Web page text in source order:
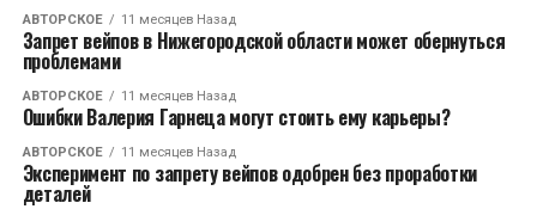
АВТОРСКОЕ 11 месяцев Назад
Запрет вейпов в Нижегородской области может обернуться
проблемами
АВТОРСКОЕ 11 месяцев Назад
Ошибки Валерия Гарнеца могут стоить ему карьеры?
АВТОРСКОЕ 11 месяцев Назад
Эксперимент по запрету вейпов одобрен без проработки
деталей